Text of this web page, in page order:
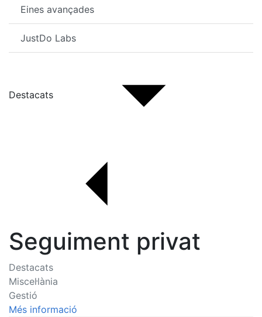
Eines avançades
JustDo Labs
Destacats
Seguiment privat
Destacats
Miscel·lània
Gestió
Més informació